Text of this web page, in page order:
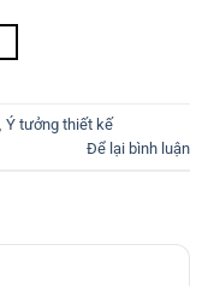
Ý tưởng thiết kế
Để lại bình luận